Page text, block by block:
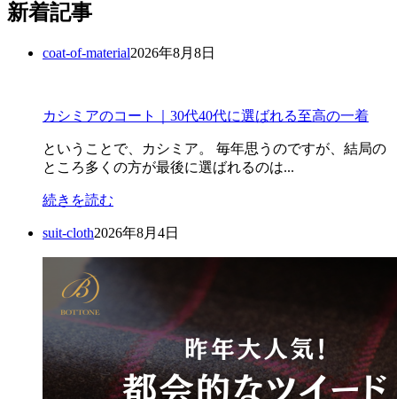
新着記事
coat-of-material2026年8月8日
カシミアのコート｜30代40代に選ばれる至高の一着
ということで、カシミア。 毎年思うのですが、結局の
ところ多くの方が最後に選ばれるのは...
続きを読む
suit-cloth2026年8月4日